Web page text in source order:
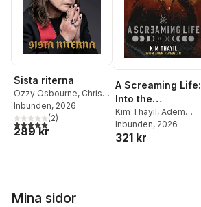
Sista riterna
Ozzy Osbourne, Chris
Ayres
Inbunden, 2026
5,0utav 5 stjärnor. Totalt antal röster:
(2)
289 kr
A Screaming Life:
Into the
Superunknown
with Soundgarden
and Beyond
Kim Thayil, Adem
Tepedelen
Inbunden, 2026
321 kr
Mina sidor